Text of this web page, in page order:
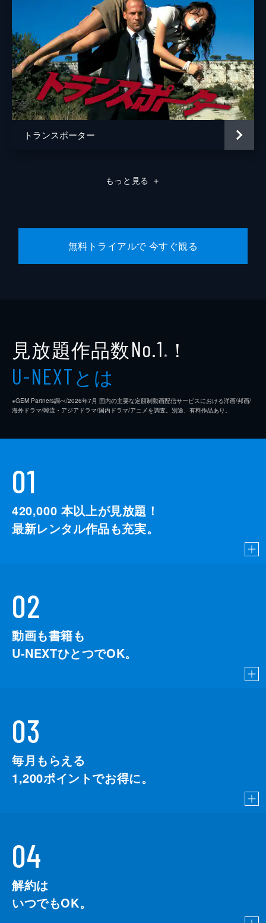
トランスポーター
もっと見る ＋
無料トライアルで 今すぐ観る
見放題作品数No.1 ※ ！
U-NEXTとは
※GEM Partners調べ/2026年7⽉ 国内の主要な定額制動画配信サービスにおける洋画/邦画/
海外ドラマ/韓流・アジアドラマ/国内ドラマ/アニメを調査。別途、有料作品あり。
01
420,000 本以上が見放題！
最新レンタル作品も充実。
02
動画も書籍も
U-NEXTひとつでOK。
03
毎月もらえる
1,200ポイントでお得に。
04
解約は
いつでもOK。